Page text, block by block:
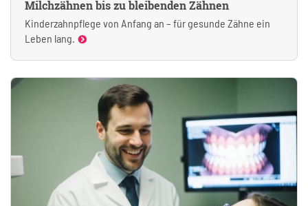
Milchzähnen bis zu bleibenden Zähnen
Kinderzahnpflege von Anfang an – für gesunde Zähne ein
Leben lang.